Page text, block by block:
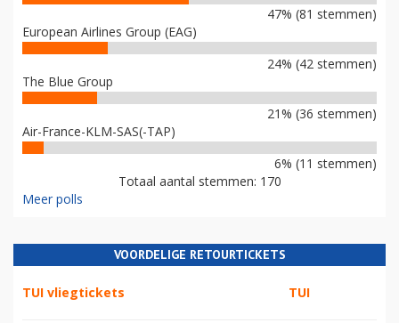
47% (81 stemmen)
European Airlines Group (EAG)
24% (42 stemmen)
The Blue Group
21% (36 stemmen)
Air-France-KLM-SAS(-TAP)
6% (11 stemmen)
Totaal aantal stemmen: 170
Meer polls
VOORDELIGE RETOURTICKETS
TUI vliegtickets TUI